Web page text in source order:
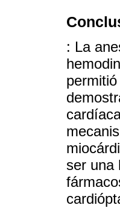
: La
ser una